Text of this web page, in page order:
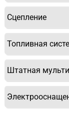
Сцепление
Топливная
Штатная